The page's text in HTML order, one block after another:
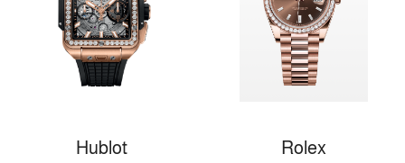
Hublot
Rolex